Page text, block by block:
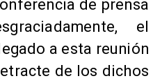
de prensa
el
a esta reunión
de los dichos